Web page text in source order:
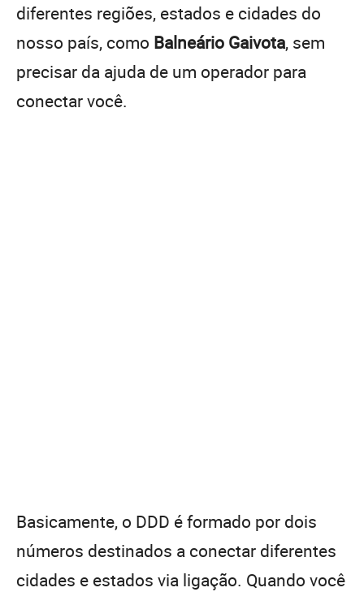
diferentes regiões, estados e cidades do
nosso país, como Balneário Gaivota, sem
precisar da ajuda de um operador para
conectar você.
Basicamente, o DDD é formado por dois
números destinados a conectar diferentes
cidades e estados via ligação. Quando você